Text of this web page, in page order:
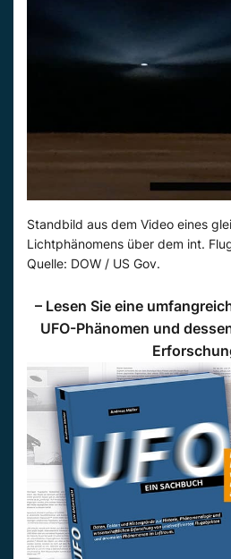
Standbild aus dem Video eines
Lichtphänomens über dem int.
Quelle: DOW / US Gov.
– Lesen Sie eine
UFO-Phänomen und